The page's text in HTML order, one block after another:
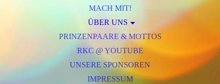
MACH MIT!
ÜBER UNS
VORSTAND
ELFERRAT
TANZGARDEN
SAALPOLIZEI
PRINZENPAARE & MOTTOS
RKC @ YOUTUBE
UNSERE SPONSOREN
IMPRESSUM